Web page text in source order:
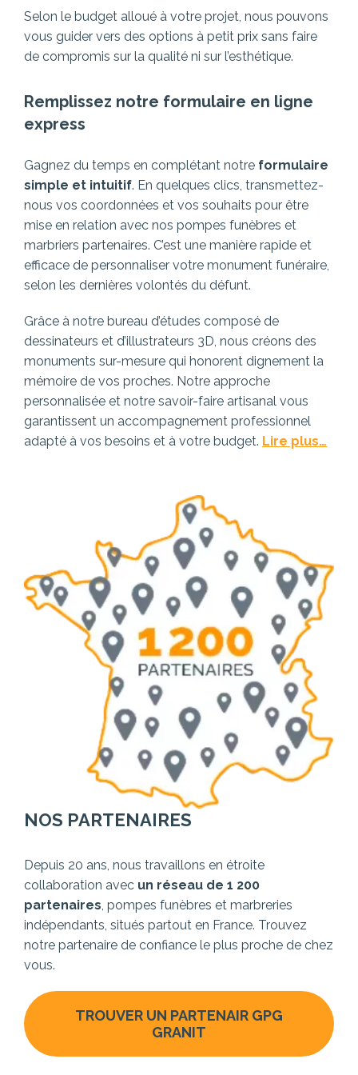
Selon le budget alloué à votre projet, nous pouvons
vous guider vers des options à petit prix sans faire
de compromis sur la qualité ni sur l’esthétique.
Remplissez notre formulaire en ligne
express
Gagnez du temps en complétant notre formulaire
simple et intuitif. En quelques clics, transmettez-
nous vos coordonnées et vos souhaits pour être
mise en relation avec nos pompes funèbres et
marbriers partenaires. C’est une manière rapide et
efficace de personnaliser votre monument funéraire,
selon les dernières volontés du défunt.
Grâce à notre bureau d’études composé de
dessinateurs et d’illustrateurs 3D, nous créons des
monuments sur-mesure qui honorent dignement la
mémoire de vos proches. Notre approche
personnalisée et notre savoir-faire artisanal vous
garantissent un accompagnement professionnel
adapté à vos besoins et à votre budget. Lire plus…
NOS PARTENAIRES
Depuis 20 ans, nous travaillons en étroite
collaboration avec un réseau de 1 200
partenaires, pompes funèbres et marbreries
indépendants, situés partout en France. Trouvez
notre partenaire de confiance le plus proche de chez
vous.
TROUVER UN PARTENAIR GPG
GRANIT